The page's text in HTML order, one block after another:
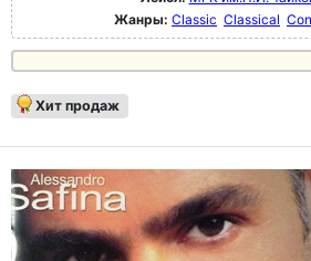
Жанры: Classic Classical
Хит продаж